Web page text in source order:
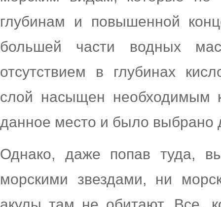
глубинам и повышенной
большей части водных
отсутствием в глубинах
слой насыщен необходимым
данное место и было выбрано
Однако, даже попав туда,
морскими звездами, ни